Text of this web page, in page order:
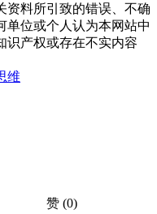
资料所引致的错误、不确
单位或个人认为本网站中
识产权或存在不实内容
维
赞 (0)